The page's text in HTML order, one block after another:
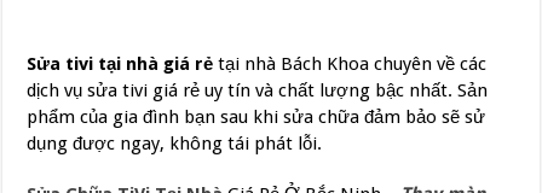
Sửa tivi tại nhà giá rẻ tại nhà Bách Khoa chuyên về các
dịch vụ sửa tivi giá rẻ uy tín và chất lượng bậc nhất. Sản
phẩm của gia đình bạn sau khi sửa chữa đảm bảo sẽ sử
dụng được ngay, không tái phát lỗi.